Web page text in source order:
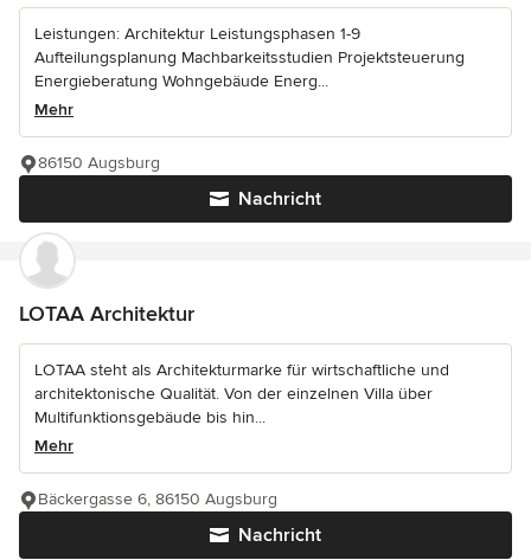
Leistungen: Architektur Leistungsphasen 1-9
Aufteilungsplanung Machbarkeitsstudien Projektsteuerung
Energieberatung Wohngebäude Energ...
Mehr
Nachricht
86150 Augsburg
LOTAA Architektur
LOTAA steht als Architekturmarke für wirtschaftliche und
architektonische Qualität. Von der einzelnen Villa über
Multifunktionsgebäude bis hin...
Mehr
Nachricht
Bäckergasse 6, 86150 Augsburg